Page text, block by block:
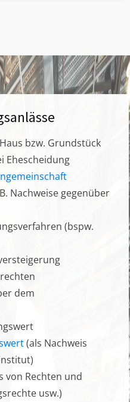
bzw. Grundstück
Ehescheidung
Nachweise gegenüber
(bspw.
dem
(als Nachweis
von Rechten und
usw.)